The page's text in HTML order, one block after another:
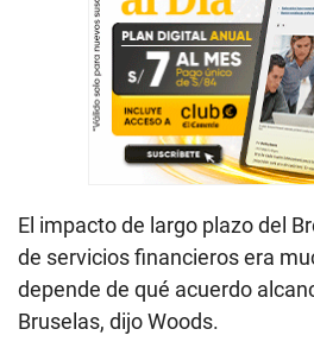
El impacto de largo plazo del
de servicios financieros era
depende de qué acuerdo
Bruselas, dijo Woods.